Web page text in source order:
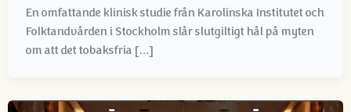
En omfattande klinisk studie från Karolinska Institutet och
Folktandvården i Stockholm slår slutgiltigt hål på myten
om att det tobaksfria […]